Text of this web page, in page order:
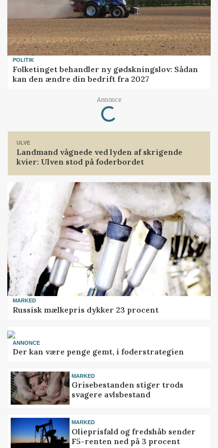
POLITIK
Folketinget behandler ny gødskningslov: Sådan
kan den ændre din bedrift fra 2027
Annonce
Loading...
ULVE
Landmand vågnede ved lyden af skrigende
kvier: Ulven stod på foderbordet
MARKED
Russisk mælkepris dykker 23 procent
ANNONCE
Der kan være penge gemt, i foderstrategien
MARKED
Grisebestanden stiger trods
svagere avlsbestand
MARKED
Olieprisfald og fredshåb sender
F5-renten ned på 3 procent